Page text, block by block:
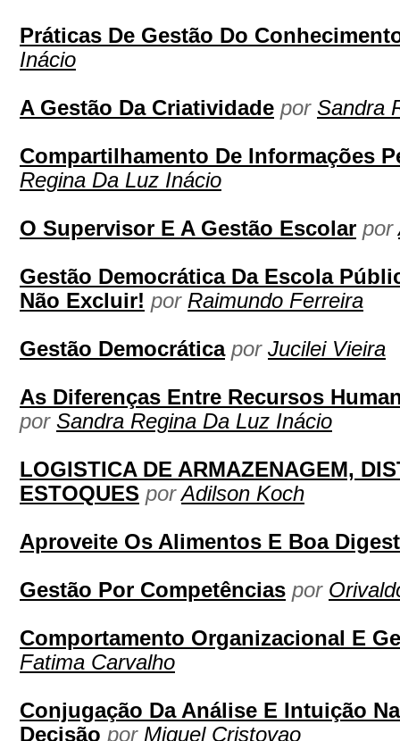
Práticas De Gestão Do
Inácio
A Gestão Da Criatividade por Sandra
Compartilhamento De Informações
Regina Da Luz Inácio
O Supervisor E A Gestão Escolar por
Gestão Democrática Da Escola
Não Excluir! por Raimundo Ferreira
Gestão Democrática por Jucilei Vieira
As Diferenças Entre Recursos
por Sandra Regina Da Luz Inácio
LOGISTICA DE ARMAZENAGEM,
ESTOQUES porAdilson Koch
Aproveite Os Alimentos E Boa
Gestão Por Competências por
Comportamento Organizacional E
Fatima Carvalho
Conjugação Da Análise E Intuição
Decisão por Miguel Cristovao